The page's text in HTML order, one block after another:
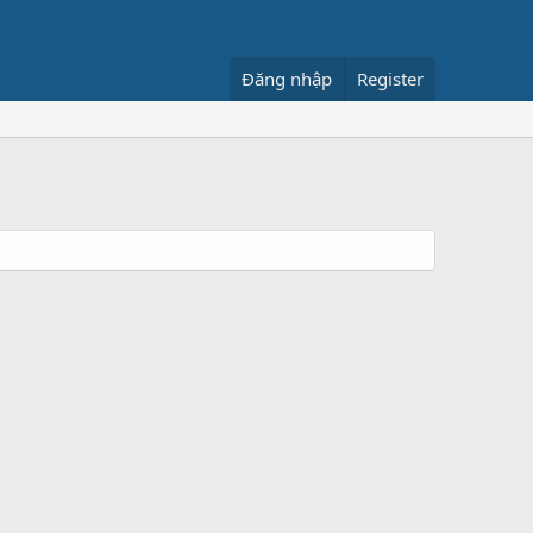
Đăng nhập Register